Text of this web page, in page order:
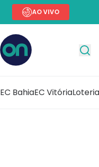
AO VIVO
EC BahiaEC Vitória